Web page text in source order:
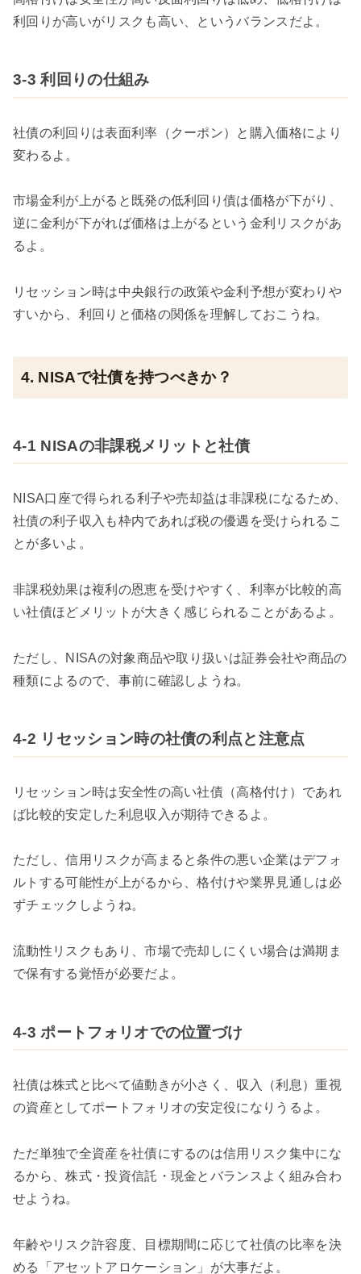
利回りが高いがリスクも高い、というバランスだよ。
3-3 利回りの仕組み
社債の利回りは表面利率（クーポン）と購入価格により
変わるよ。
市場金利が上がると既発の低利回り債は価格が下がり、
逆に金利が下がれば価格は上がるという金利リスクがあ
るよ。
リセッション時は中央銀行の政策や金利予想が変わりや
すいから、利回りと価格の関係を理解しておこうね。
4. NISAで社債を持つべきか？
4-1 NISAの非課税メリットと社債
NISA口座で得られる利子や売却益は非課税になるため、
社債の利子収入も枠内であれば税の優遇を受けられるこ
とが多いよ。
非課税効果は複利の恩恵を受けやすく、利率が比較的高
い社債ほどメリットが大きく感じられることがあるよ。
ただし、NISAの対象商品や取り扱いは証券会社や商品の
種類によるので、事前に確認しようね。
4-2 リセッション時の社債の利点と注意点
リセッション時は安全性の高い社債（高格付け）であれ
ば比較的安定した利息収入が期待できるよ。
ただし、信用リスクが高まると条件の悪い企業はデフォ
ルトする可能性が上がるから、格付けや業界見通しは必
ずチェックしようね。
流動性リスクもあり、市場で売却しにくい場合は満期ま
で保有する覚悟が必要だよ。
4-3 ポートフォリオでの位置づけ
社債は株式と比べて値動きが小さく、収入（利息）重視
の資産としてポートフォリオの安定役になりうるよ。
ただ単独で全資産を社債にするのは信用リスク集中にな
るから、株式・投資信託・現金とバランスよく組み合わ
せようね。
年齢やリスク許容度、目標期間に応じて社債の比率を決
める「アセットアロケーション」が大事だよ。